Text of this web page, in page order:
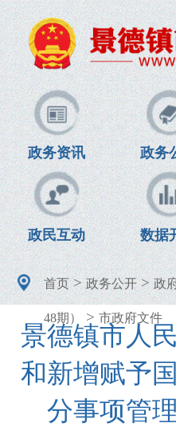
政务资讯 政务
政民互动 数据
首页>政务公开>政
48期） > 市政府文件
景德镇市人
和新增赋予
分事项管